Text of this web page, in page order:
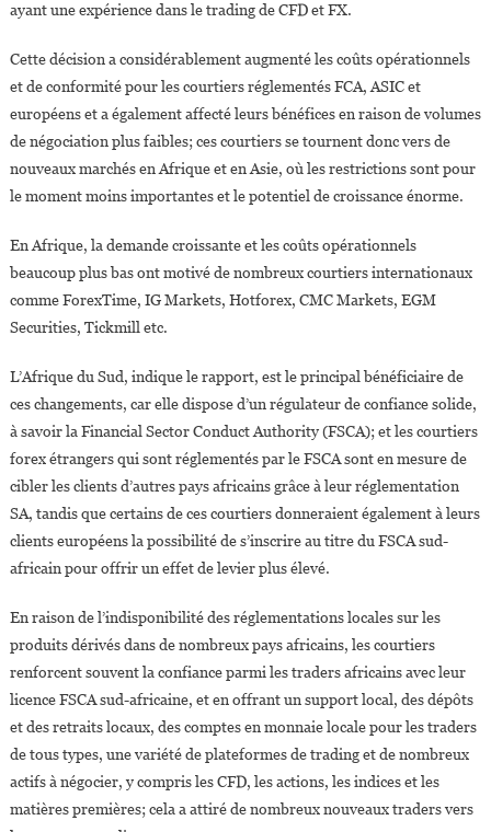
ayant une expérience dans le trading de CFD et FX.
Cette décision a considérablement augmenté les coûts opérationnels
et de conformité pour les courtiers réglementés FCA, ASIC et
européens et a également affecté leurs bénéfices en raison de volumes
de négociation plus faibles; ces courtiers se tournent donc vers de
nouveaux marchés en Afrique et en Asie, où les restrictions sont pour
le moment moins importantes et le potentiel de croissance énorme.
En Afrique, la demande croissante et les coûts opérationnels
beaucoup plus bas ont motivé de nombreux courtiers internationaux
comme ForexTime, IG Markets, Hotforex, CMC Markets, EGM
Securities, Tickmill etc.
L’Afrique du Sud, indique le rapport, est le principal bénéficiaire de
ces changements, car elle dispose d’un régulateur de confiance solide,
à savoir la Financial Sector Conduct Authority (FSCA); et les courtiers
forex étrangers qui sont réglementés par le FSCA sont en mesure de
cibler les clients d’autres pays africains grâce à leur réglementation
SA, tandis que certains de ces courtiers donneraient également à leurs
clients européens la possibilité de s’inscrire au titre du FSCA sud-
africain pour offrir un effet de levier plus élevé.
En raison de l’indisponibilité des réglementations locales sur les
produits dérivés dans de nombreux pays africains, les courtiers
renforcent souvent la confiance parmi les traders africains avec leur
licence FSCA sud-africaine, et en offrant un support local, des dépôts
et des retraits locaux, des comptes en monnaie locale pour les traders
de tous types, une variété de plateformes de trading et de nombreux
actifs à négocier, y compris les CFD, les actions, les indices et les
matières premières; cela a attiré de nombreux nouveaux traders vers